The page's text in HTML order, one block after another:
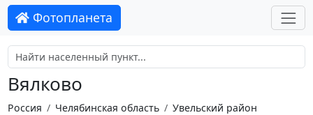
Фотопланета
Вялково
Россия Челябинская область Увельский район